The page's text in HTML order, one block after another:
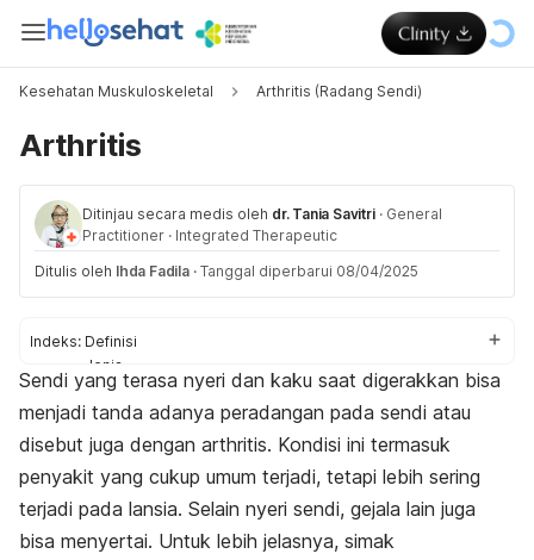
Kesehatan Muskuloskeletal Arthritis (Radang Sendi)
Arthritis
Ditinjau secara medis oleh dr. Tania Savitri · General
Practitioner · Integrated Therapeutic
Ditulis oleh Ihda Fadila · Tanggal diperbarui 08/04/2025
Indeks: Definisi
Jenis
Gejala
Penyebab
Faktor risiko
Komplikasi
Diagnosis
Pengobatan
Sendi yang terasa nyeri dan kaku saat digerakkan bisa
menjadi tanda adanya peradangan pada sendi atau
disebut juga dengan arthritis. Kondisi ini termasuk
penyakit yang cukup umum terjadi, tetapi lebih sering
terjadi pada lansia. Selain nyeri sendi, gejala lain juga
bisa menyertai. Untuk lebih jelasnya, simak